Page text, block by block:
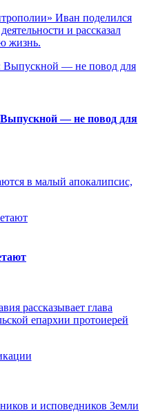
Иван поделился
и рассказал
жизнь.
— не повод для
в малый апокалипсис,
рассказывает глава
епархии протоиерей